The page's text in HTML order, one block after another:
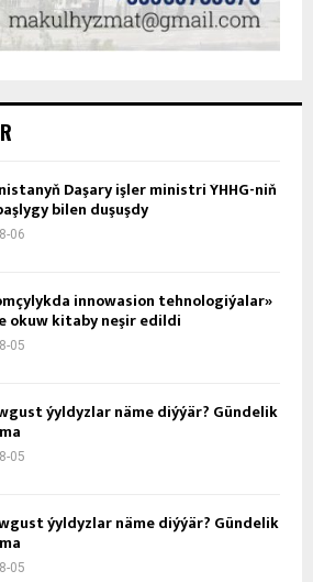
Daşary işler ministri ÝHHG-niň
bilen duşuşdy
06
innowasion tehnologiýalar»
okuw kitaby neşir edildi
05
ýyldyzlar näme diýýär? Gündelik
05
ýyldyzlar näme diýýär? Gündelik
05